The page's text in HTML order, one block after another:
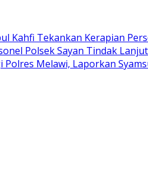
Kahfi Tekankan Kerapian
Polsek Sayan Tindak
Polres Melawi, Laporkan